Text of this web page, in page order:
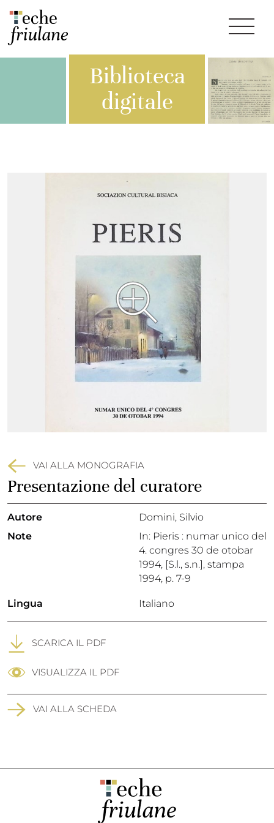
Biblioteca
digitale
VAI ALLA MONOGRAFIA
Presentazione del curatore
Autore
Domini, Silvio
Note
In: Pieris : numar unico del
4. congres 30 de otobar
1994, [S.l., s.n.], stampa
1994, p. 7-9
Lingua Italiano
SCARICA IL PDF
VISUALIZZA IL PDF
VAI ALLA SCHEDA